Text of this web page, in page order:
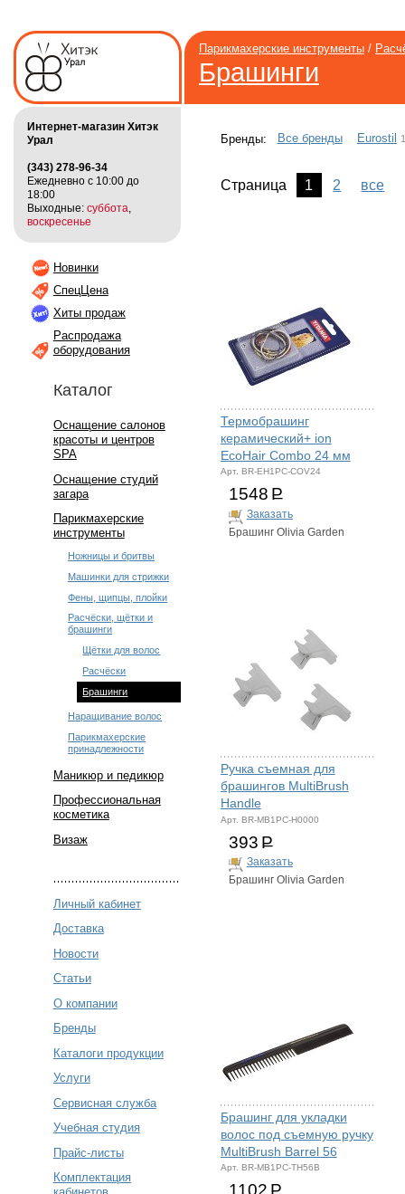
Парикмахерские инструменты/
Брашинги
Интернет-магазин Хитэк
Урал
(343) 278-96-34
Ежедневно с 10:00 до
18:00
Выходные: суббота
воскресенье
Новинки
СпецЦена
Хиты продаж
Распродажа
оборудования
Каталог
Оснащение салонов
красоты и центров
SPA
Оснащение студий
загара
Парикмахерские
инструменты
Ножницы и бритвы
Машинки для стрижки
Фены, щипцы, плойки
Расчёски, щётки и
брашинги
Щётки для волос
Расчёски
Брашинги
Наращивание волос
Парикмахерские
принадлежности
Маникюр и педикюр
Профессиональная
косметика
Визаж
Личный кабинет
Доставка
Новости
Статьи
О компании
Бренды
Каталоги продукции
Услуги
Сервисная служба
Учебная студия
Прайс-листы
Комплектация
Бренды: Все бренды Eurostil
Страница 1 2 все
Термобрашинг
керамический+ ion
EcoHair Combo 24 мм
Арт. BR-EH1PC-COV24
1548 Р
Заказать
Брашинг Olivia Garden
Ручка съемная для
брашингов MultiBrush
Handle
Арт. BR-MB1PC-H0000
393 Р
Заказать
Брашинг Olivia Garden
Брашинг для укладки
волос под съемную ручку
MultiBrush Barrel 56
Арт. BR-MB1PC-TH56B
1102 Р